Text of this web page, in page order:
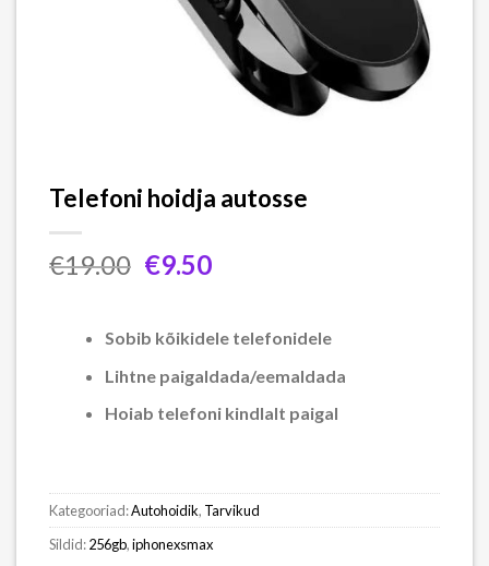
Telefoni hoidja autosse
€19.00 Algne
€19.00.
€9.50Praegune
€9.50.
Sobib kõikidele telefonidele
Lihtne paigaldada/eemaldada
Hoiab telefoni kindlalt paigal
Kategooriad:Autohoidik, Tarvikud
Sildid:256gb,iphonexsmax